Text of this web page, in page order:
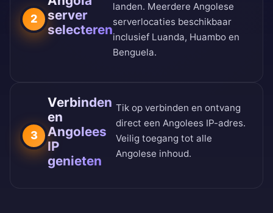
2
server
selecteren
landen. Meerdere Angolese
serverlocaties beschikbaar
inclusief Luanda, Huambo en
Benguela.
3
Verbinden
en
Angolees
IP
genieten
Tik op verbinden en ontvang
direct een Angolees IP-adres.
Veilig toegang tot alle
Angolese inhoud.